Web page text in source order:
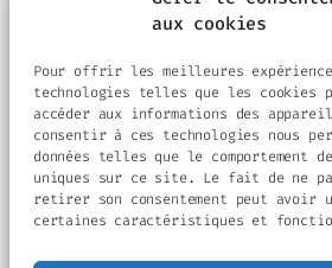
aux cookies
Pour offrir les meilleures
technologies telles que les cookies
accéder aux informations des
consentir à ces technologies nous
données telles que le comportement
uniques sur ce site. Le fait de ne
retirer son consentement peut
certaines caractéristiques et
Amis du Vieil Auch et
Blog
À propos
Boutique